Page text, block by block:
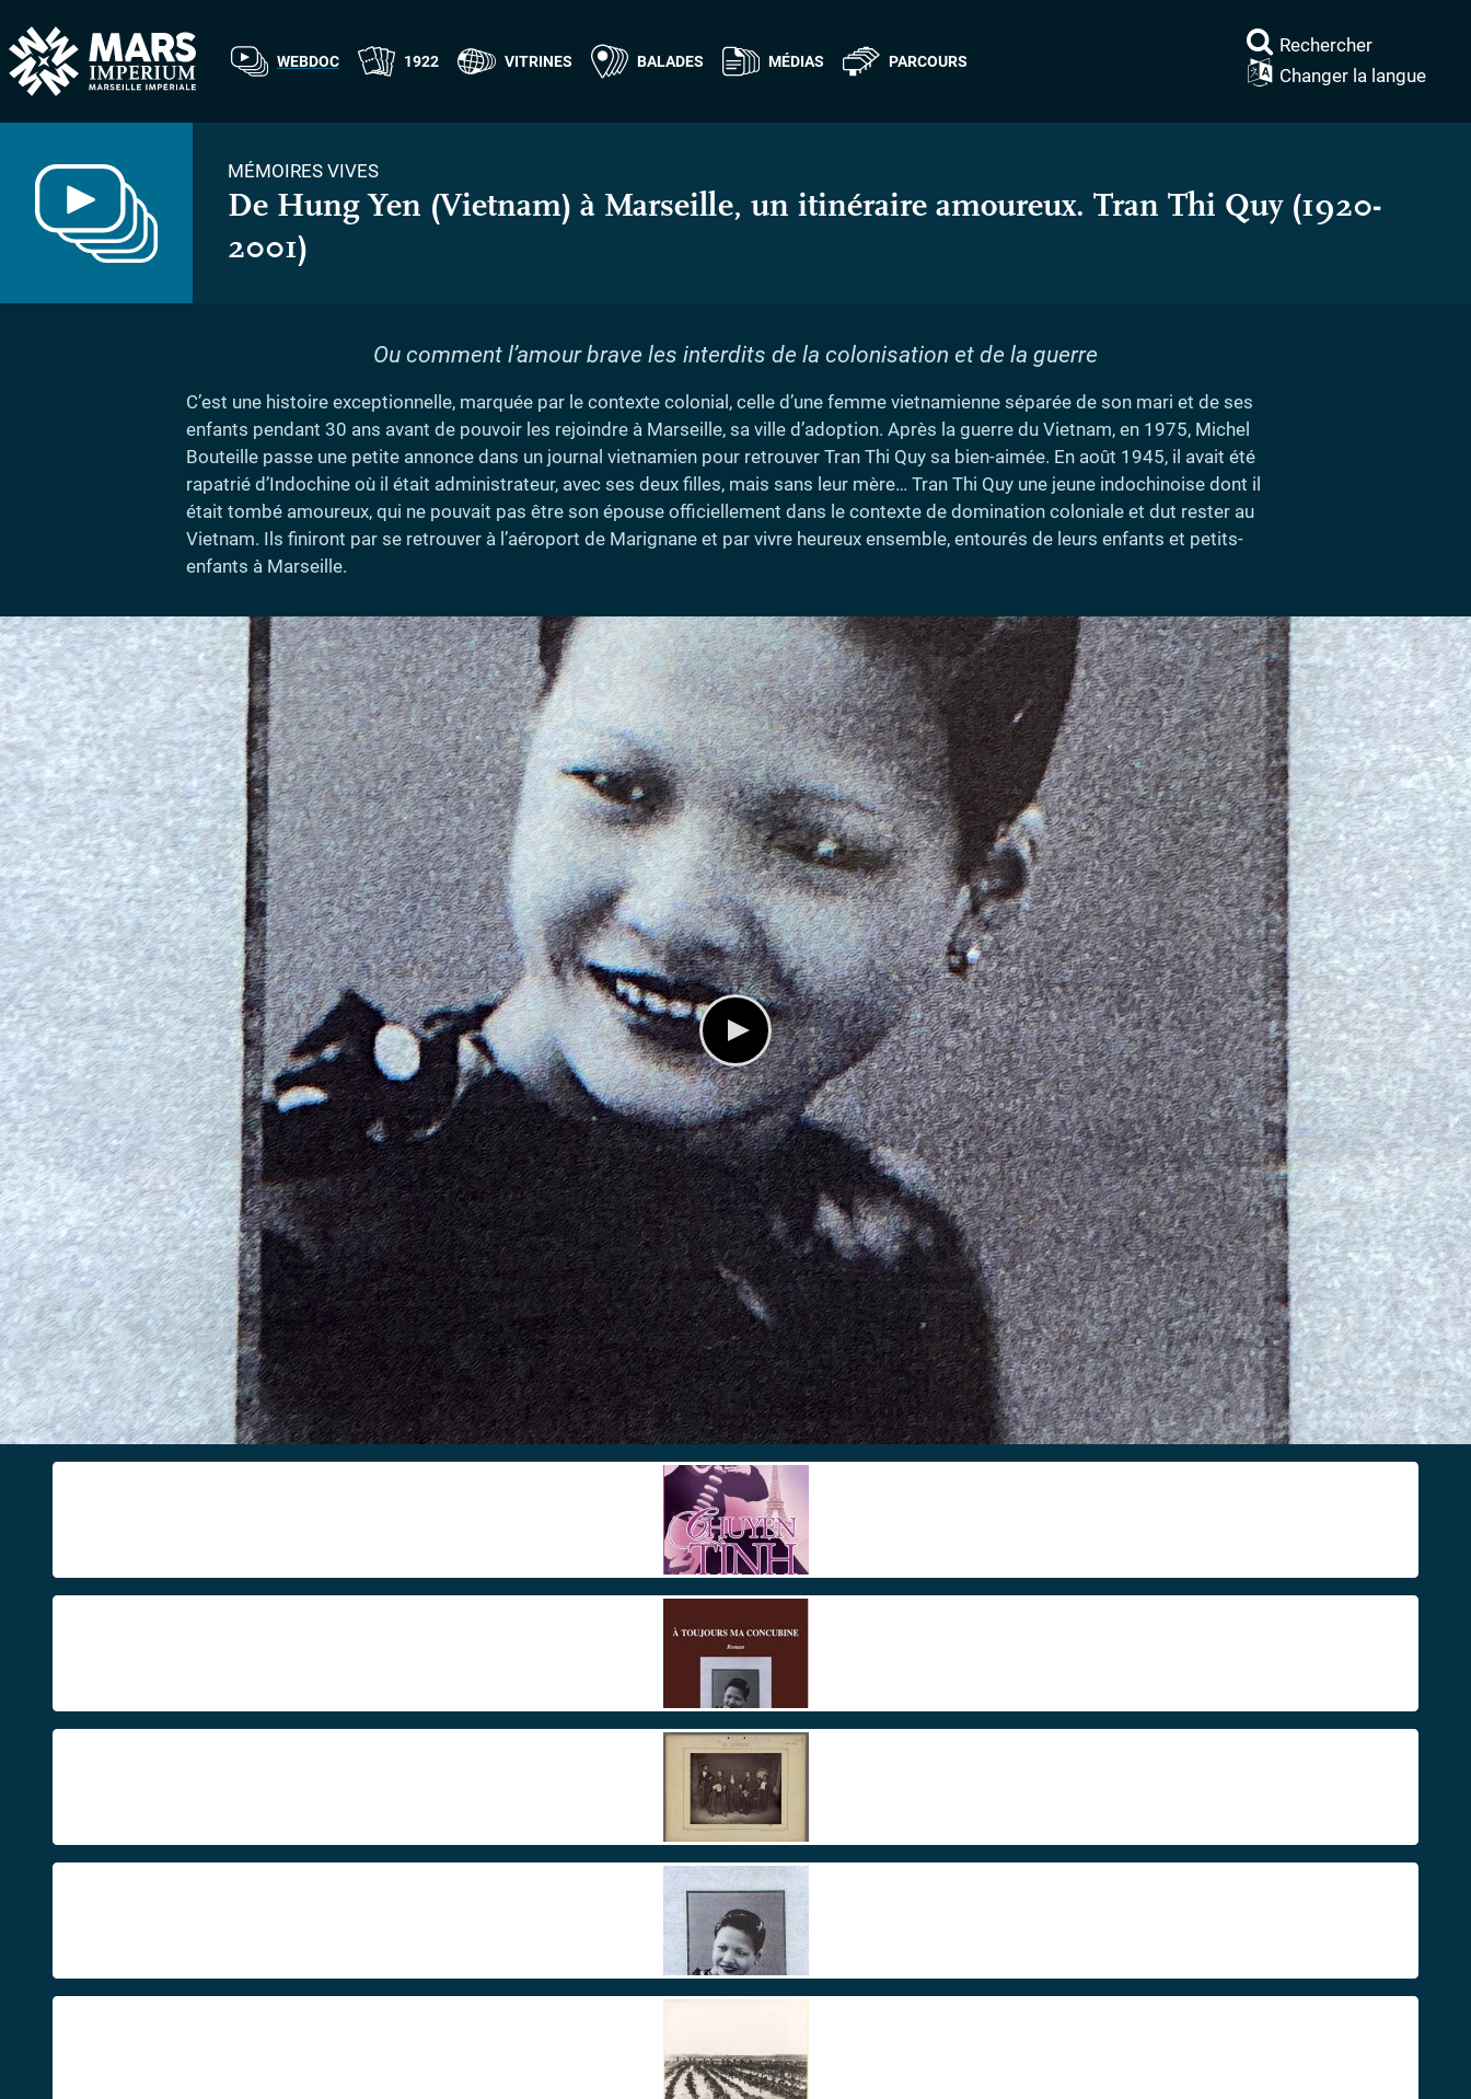
WEBDOC 1922 VITRINES BALADES MÉDIAS PARCOURS
Rechercher
Changer la langue
MÉMOIRES VIVES
De Hung Yen (Vietnam) à Marseille, un itinéraire amoureux. Tran Thi Quy (1920-
2001)
Ou comment l’amour brave les interdits de la colonisation et de la guerre
C’est une histoire exceptionnelle, marquée par le contexte colonial, celle d’une femme vietnamienne séparée de son mari et de ses
enfants pendant 30 ans avant de pouvoir les rejoindre à Marseille, sa ville d’adoption. Après la guerre du Vietnam, en 1975, Michel
Bouteille passe une petite annonce dans un journal vietnamien pour retrouver Tran Thi Quy sa bien-aimée. En août 1945, il avait été
rapatrié d’Indochine où il était administrateur, avec ses deux filles, mais sans leur mère… Tran Thi Quy une jeune indochinoise dont il
était tombé amoureux, qui ne pouvait pas être son épouse officiellement dans le contexte de domination coloniale et dut rester au
Vietnam. Ils finiront par se retrouver à l’aéroport de Marignane et par vivre heureux ensemble, entourés de leurs enfants et petits-
enfants à Marseille.